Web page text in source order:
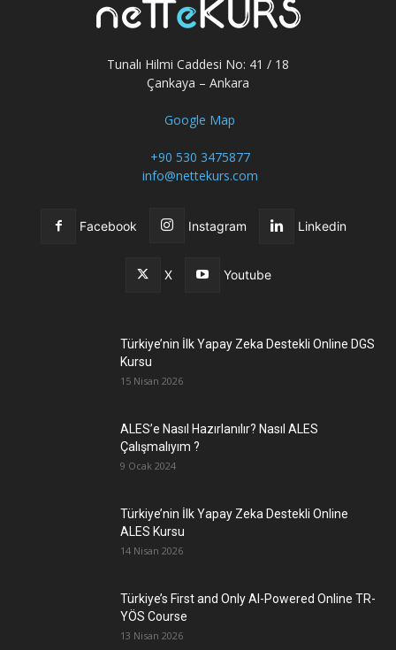
Tunalı Hilmi Caddesi No: 41 / 18
Çankaya – Ankara
Google Map
+90 530 3475877
info@nettekurs.com
Facebook Instagram Linkedin
X Youtube
Türkiye’nin İlk Yapay Zeka Destekli Online DGS
Kursu
15 Nisan 2026
ALES’e Nasıl Hazırlanılır? Nasıl ALES
Çalışmalıyım ?
9 Ocak 2024
Türkiye’nin İlk Yapay Zeka Destekli Online
ALES Kursu
14 Nisan 2026
Türkiye’s First and Only AI-Powered Online TR-
YÖS Course
13 Nisan 2026